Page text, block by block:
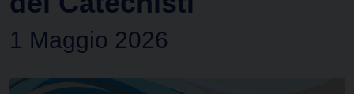
1 Maggio 2026